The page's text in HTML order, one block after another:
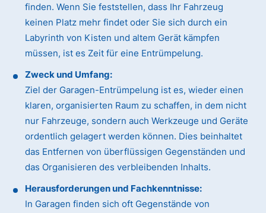
finden. Wenn Sie feststellen, dass Ihr Fahrzeug
keinen Platz mehr findet oder Sie sich durch ein
Labyrinth von Kisten und altem Gerät kämpfen
müssen, ist es Zeit für eine Entrümpelung.
Zweck und Umfang:
Ziel der Garagen-Entrümpelung ist es, wieder einen
klaren, organisierten Raum zu schaffen, in dem nicht
nur Fahrzeuge, sondern auch Werkzeuge und Geräte
ordentlich gelagert werden können. Dies beinhaltet
das Entfernen von überflüssigen Gegenständen und
das Organisieren des verbleibenden Inhalts.
Herausforderungen und Fachkenntnisse:
In Garagen finden sich oft Gegenstände von